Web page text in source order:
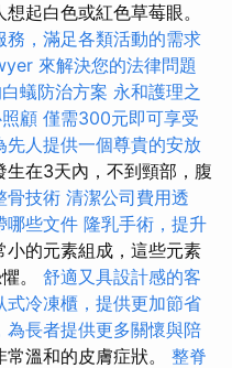
起白色或紅色草莓眼。
務，滿足各類活動的需求
來解決您的法律問題
蟻防治方案 永和護理之
顧 僅需300元即可享受
先人提供一個尊貴的安放
在3天內，不到頸部，腹
骨技術 清潔公司費用透
哪些文件 隆乳手術，提升
小的元素組成，這些元素
。 舒適又具設計感的客
式冷凍櫃，提供更加節省
為長者提供更多關懷與陪
溫和的皮膚症狀。 整脊